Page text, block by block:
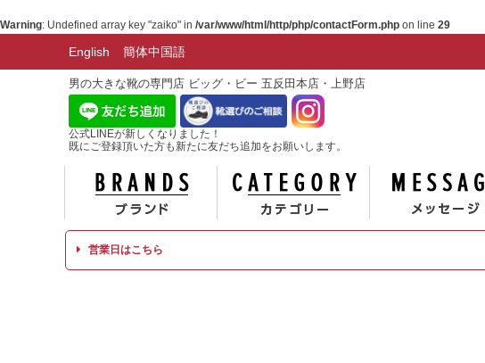
Warning: Undefined array key "zaiko" in /var/www/html/http/php/contactForm.php on line 29
English 簡体中国語
男の大きな靴の専門店 ビッグ・ビー 五反田本店・上野店
公式LINEが新しくなりました！
既にご登録頂いた方も新たに友だち追加をお願いします。
ブランド カテゴリー
営業日はこちら